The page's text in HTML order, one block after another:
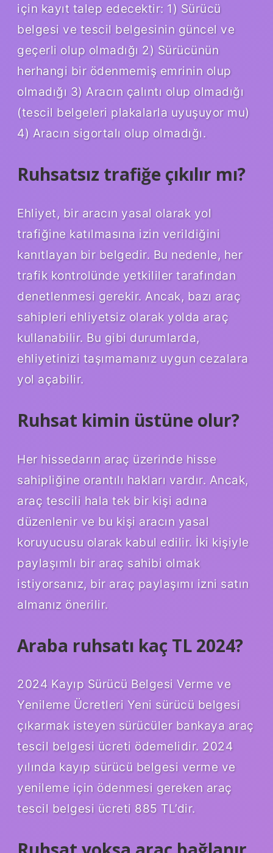
için kayıt talep edecektir: 1) Sürücü
belgesi ve tescil belgesinin güncel ve
geçerli olup olmadığı 2) Sürücünün
herhangi bir ödenmemiş emrinin olup
olmadığı 3) Aracın çalıntı olup olmadığı
(tescil belgeleri plakalarla uyuşuyor mu)
4) Aracın sigortalı olup olmadığı.
Ruhsatsız trafiğe çıkılır mı?
Ehliyet, bir aracın yasal olarak yol
trafiğine katılmasına izin verildiğini
kanıtlayan bir belgedir. Bu nedenle, her
trafik kontrolünde yetkililer tarafından
denetlenmesi gerekir. Ancak, bazı araç
sahipleri ehliyetsiz olarak yolda araç
kullanabilir. Bu gibi durumlarda,
ehliyetinizi taşımamanız uygun cezalara
yol açabilir.
Ruhsat kimin üstüne olur?
Her hissedarın araç üzerinde hisse
sahipliğine orantılı hakları vardır. Ancak,
araç tescili hala tek bir kişi adına
düzenlenir ve bu kişi aracın yasal
koruyucusu olarak kabul edilir. İki kişiyle
paylaşımlı bir araç sahibi olmak
istiyorsanız, bir araç paylaşımı izni satın
almanız önerilir.
Araba ruhsatı kaç TL 2024?
2024 Kayıp Sürücü Belgesi Verme ve
Yenileme Ücretleri Yeni sürücü belgesi
çıkarmak isteyen sürücüler bankaya araç
tescil belgesi ücreti ödemelidir. 2024
yılında kayıp sürücü belgesi verme ve
yenileme için ödenmesi gereken araç
tescil belgesi ücreti 885 TL’dir.